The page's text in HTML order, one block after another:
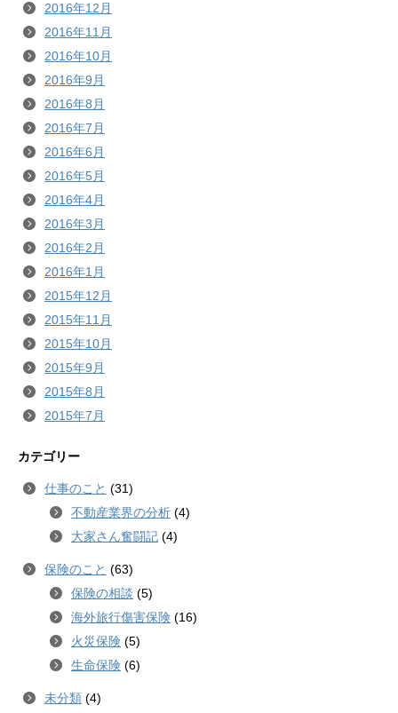
2016年12月
2016年11月
2016年10月
2016年9月
2016年8月
2016年7月
2016年6月
2016年5月
2016年4月
2016年3月
2016年2月
2016年1月
2015年12月
2015年11月
2015年10月
2015年9月
2015年8月
2015年7月
カテゴリー
仕事のこと (31)
不動産業界の分析 (4)
大家さん奮闘記 (4)
保険のこと (63)
保険の相談 (5)
海外旅行傷害保険 (16)
火災保険 (5)
生命保険 (6)
未分類 (4)